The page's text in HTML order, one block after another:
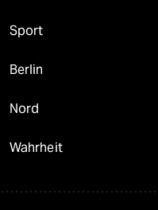
Sport
Berlin
Nord
Wahrheit